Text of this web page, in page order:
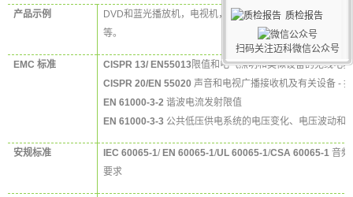
产品示例 DVD和蓝光播放机，电视机，卫星接收机，录像机，FM
等。
EMC标准 CISPR 13/ EN55013限值和电气照明和类似设备的无线电
CISPR 20/EN 55020 声音和电视广播接收机及有关设备 -
EN 61000-3-2 谐波电流发射限值
EN 61000-3-3 公共低压供电系统的电压变化、电压波动和
安规标准 IEC 60065-1/ EN 60065-1/UL 60065-1/CSA 60065-1 音频
要求
质检报告
扫码关注迈科微信公众号